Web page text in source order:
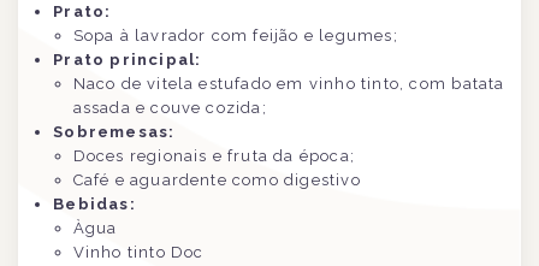
Prato:
Sopa à lavrador com feijão e legumes;
Prato principal:
Naco de vitela estufado em vinho tinto, com batata
assada e couve cozida;
Sobremesas:
Doces regionais e fruta da época;
Café e aguardente como digestivo
Bebidas:
Àgua
Vinho tinto Doc